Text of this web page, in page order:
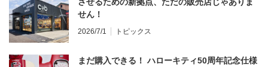
させるための新拠点、ただの販売店じゃありま
せん！
2026/7/1 トピックス
まだ購入できる！ ハローキティ50周年記念仕様